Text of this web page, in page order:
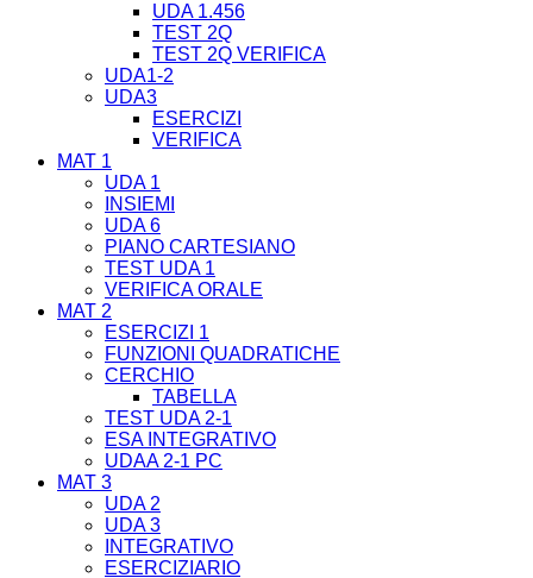
UDA 1.456
TEST 2Q
TEST 2Q VERIFICA
UDA1-2
UDA3
ESERCIZI
VERIFICA
MAT 1
UDA 1
INSIEMI
UDA 6
PIANO CARTESIANO
TEST UDA 1
VERIFICA ORALE
MAT 2
ESERCIZI 1
FUNZIONI QUADRATICHE
CERCHIO
TABELLA
TEST UDA 2-1
ESA INTEGRATIVO
UDAA 2-1 PC
MAT 3
UDA 2
UDA 3
INTEGRATIVO
ESERCIZIARIO